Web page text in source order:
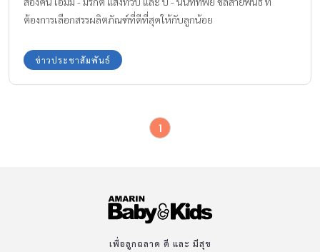
ต้องการเลือกสรรผลิตภัณฑ์ที่ดีที่สุดให้กับลูกน้อย
ข่าวประชาสัมพันธ์
1
เพื่อลูกฉลาด ดี และ มีสุข